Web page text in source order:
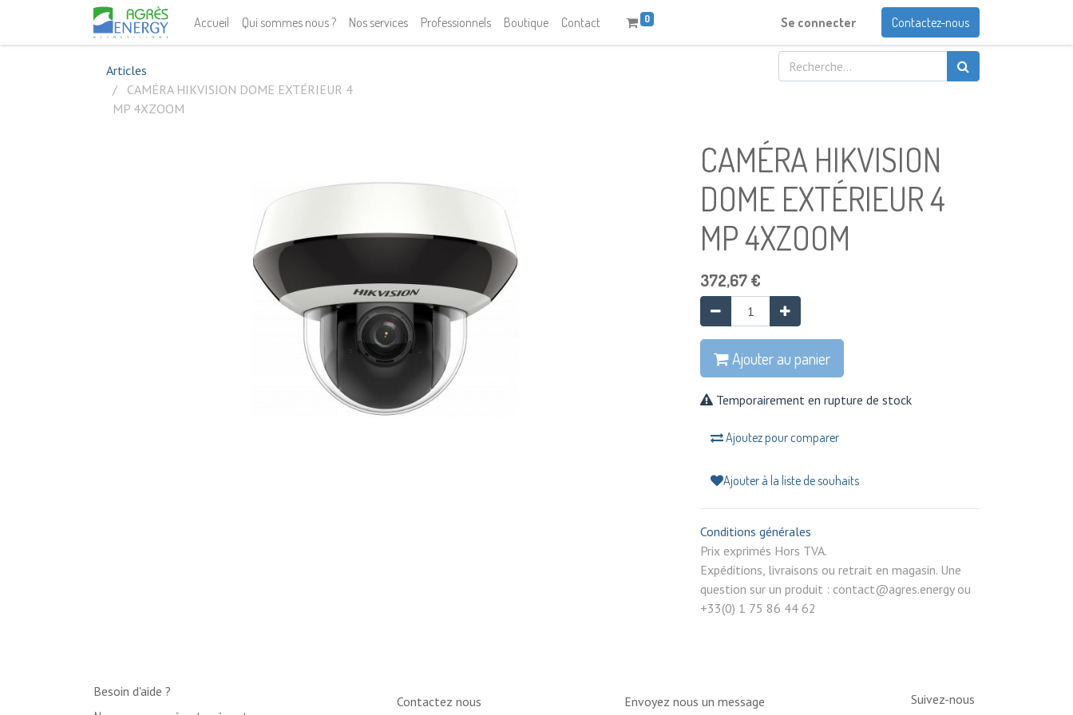
Accueil Qui sommes nous ? Nos services Professionnels Boutique Contact 0 Se connecter Contactez-nous
Articles
CAMÉRA HIKVISION DOME EXTÉRIEUR 4
MP 4XZOOM
CAMÉRA HIKVISION
DOME EXTÉRIEUR 4
MP 4XZOOM
372,67€
Ajouter au panier
Temporairement en rupture de stock
Ajoutez pour comparer
Ajouter à la liste de souhaits
Conditions générales
Prix exprimés Hors TVA.
Expéditions, livraisons ou retrait en magasin. Une
question sur un produit : contact@agres.energy ou
+33(0) 1 75 86 44 62
Besoin d'aide ?
Contactez nous Envoyez nous un message Suivez-nous